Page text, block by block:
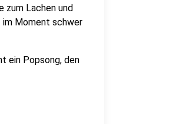
zum Lachen und
im Moment schwer
ein Popsong, den